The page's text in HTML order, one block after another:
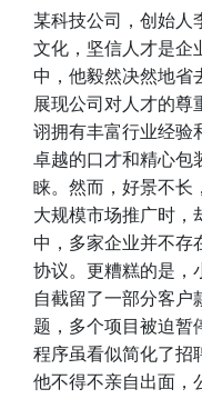
某科技公司，创始人
文化，坚信人才是企
中，他毅然决然地省
展现公司对人才的尊
诩拥有丰富行业经验
卓越的口才和精心包
睐。然而，好景不长
大规模市场推广时，
中，多家企业并不存
协议。更糟糕的是，
自截留了一部分客户
题，多个项目被迫暂
程序虽看似简化了招
他不得不亲自出面，